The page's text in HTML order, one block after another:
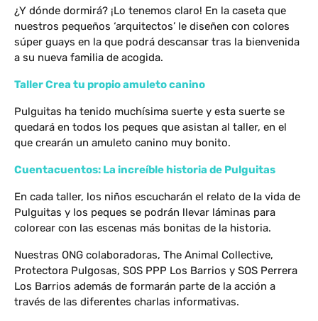
¿Y dónde dormirá? ¡Lo tenemos claro! En la caseta que
nuestros pequeños ‘arquitectos’ le diseñen con colores
súper guays en la que podrá descansar tras la bienvenida
a su nueva familia de acogida.
Taller Crea tu propio amuleto canino
Pulguitas ha tenido muchísima suerte y esta suerte se
quedará en todos los peques que asistan al taller, en el
que crearán un amuleto canino muy bonito.
Cuentacuentos: La increíble historia de Pulguitas
En cada taller, los niños escucharán el relato de la vida de
Pulguitas y los peques se podrán llevar láminas para
colorear con las escenas más bonitas de la historia.
Nuestras ONG colaboradoras, The Animal Collective,
Protectora Pulgosas, SOS PPP Los Barrios y SOS Perrera
Los Barrios además de formarán parte de la acción a
través de las diferentes charlas informativas.